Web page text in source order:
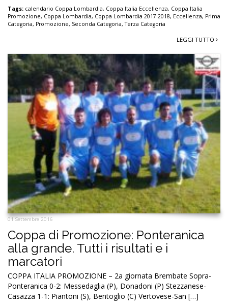
Tags: calendario Coppa Lombardia, Coppa Italia Eccellenza, Coppa Italia
Promozione, Coppa Lombardia, Coppa Lombardia 2017 2018, Eccellenza, Prima
Categoria, Promozione, Seconda Categoria,Terza Categoria
LEGGI TUTTO
01 Settembre 2016
Coppa di Promozione: Ponteranica
alla grande. Tutti i risultati e i
marcatori
COPPA ITALIA PROMOZIONE – 2a giornata Brembate Sopra-
Ponteranica 0-2: Messedaglia (P), Donadoni (P) Stezzanese-
Casazza 1-1: Piantoni (S), Bentoglio (C) Vertovese-San […]